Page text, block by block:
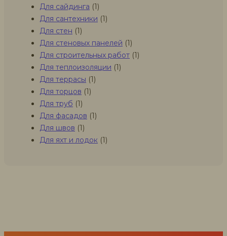
Для сайдинга (1)
Для сантехники (1)
Для стен (1)
Для стеновых панелей (1)
Для строительных работ (1)
Для теплоизоляции (1)
Для террасы (1)
Для торцов (1)
Для труб (1)
Для фасадов (1)
Для швов (1)
Для яхт и лодок (1)